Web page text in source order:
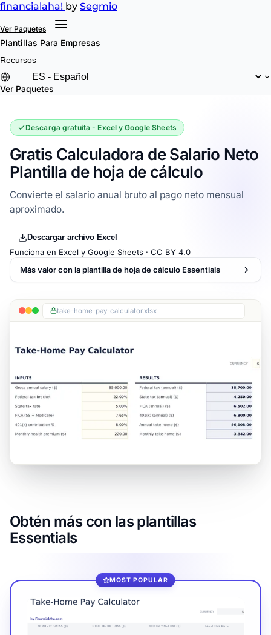
financialaha! by Segmio
Ver Paquetes
Plantillas Para Empresas
Recursos
Ver Paquetes
Descarga gratuita - Excel y Google Sheets
Gratis Calculadora de Salario Neto
Plantilla de hoja de cálculo
Convierte el salario anual bruto al pago neto mensual
aproximado.
Descargar archivo Excel
Funciona en Excel y Google Sheets · CC BY 4.0
Más valor con la plantilla de hoja de cálculo Essentials
take-home-pay-calculator.xlsx
Obtén más con las plantillas
Essentials
MOST POPULAR